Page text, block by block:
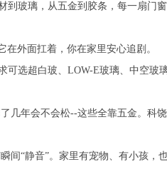
玻璃，从五金到胶条，每一扇门
外面扛着，你在家里安心追剧。
选超白玻、LOW-E玻璃、中空玻
几年会不会松--这些全靠五金。科
间“静音”。家里有宠物、有小孩，